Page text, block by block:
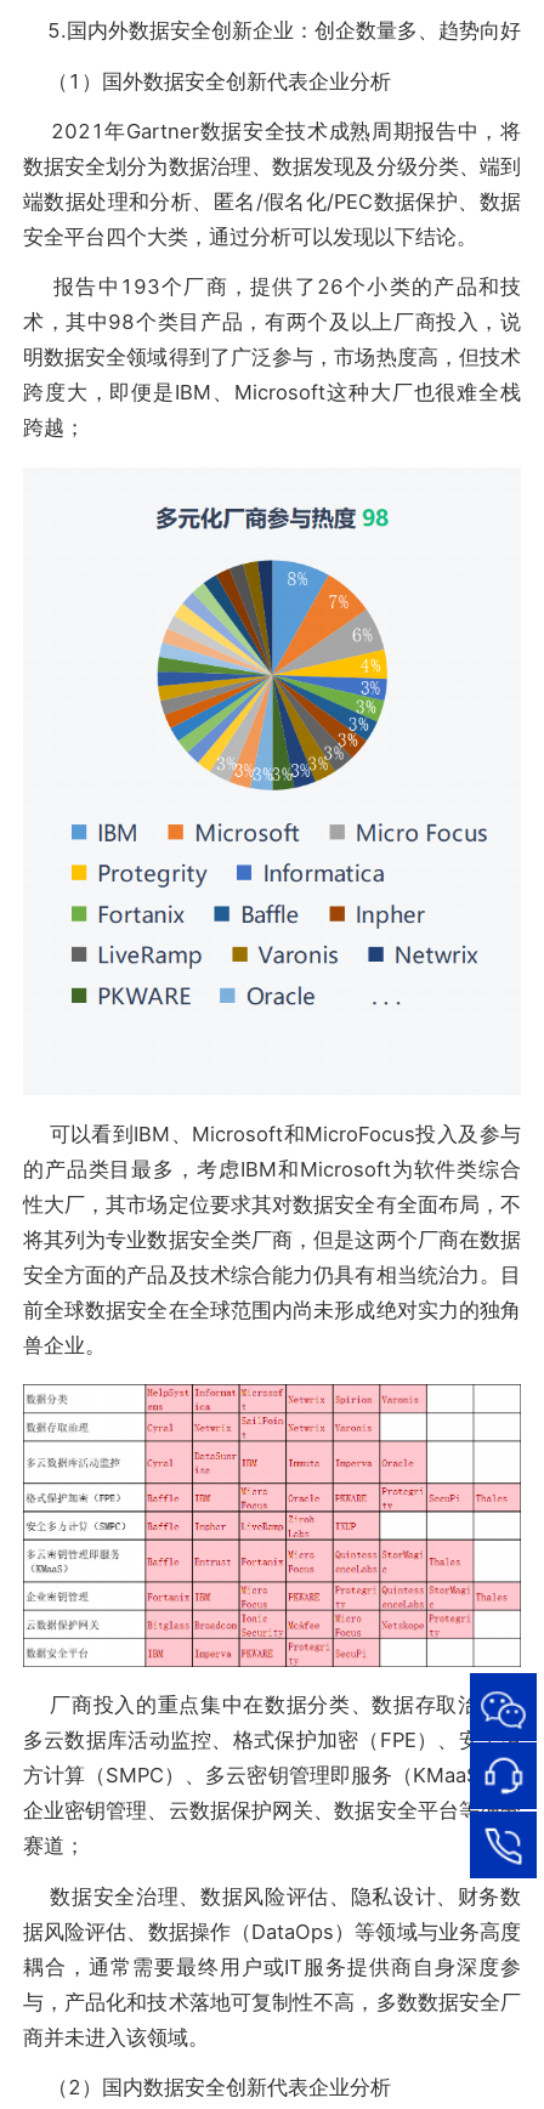
5.国内外数据安全创新企业：创企数量多、趋势向好
（1）国外数据安全创新代表企业分析
2021年Gartner数据安全技术成熟周期报告中，将
数据安全划分为数据治理、数据发现及分级分类、端到
端数据处理和分析、匿名/假名化/PEC数据保护、数据
安全平台四个大类，通过分析可以发现以下结论。
报告中193个厂商，提供了26个小类的产品和技
术，其中98个类目产品，有两个及以上厂商投入，说
明数据安全领域得到了广泛参与，市场热度高，但技术
跨度大，即便是IBM、Microsoft这种大厂也很难全栈
跨越；
可以看到IBM、Microsoft和MicroFocus投入及参与
的产品类目最多，考虑IBM和Microsoft为软件类综合
性大厂，其市场定位要求其对数据安全有全面布局，不
将其列为专业数据安全类厂商，但是这两个厂商在数据
安全方面的产品及技术综合能力仍具有相当统治力。目
前全球数据安全在全球范围内尚未形成绝对实力的独角
兽企业。
厂商投入的重点集中在数据分类、数据存取治理、
多云数据库活动监控、格式保护加密（FPE）、安全多
方计算（SMPC）、多云密钥管理即服务（KMaaS）、
企业密钥管理、云数据保护网关、数据安全平台等细分
赛道；
数据安全治理、数据风险评估、隐私设计、财务数
据风险评估、数据操作（DataOps）等领域与业务高度
耦合，通常需要最终用户或IT服务提供商自身深度参
与，产品化和技术落地可复制性不高，多数数据安全厂
商并未进入该领域。
（2）国内数据安全创新代表企业分析
95015
网络安
全服务
热线
在线客
服
95015